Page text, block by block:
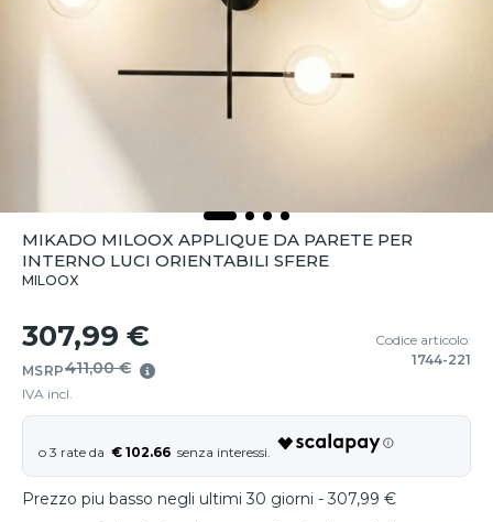
MIKADO MILOOX APPLIQUE DA PARETE PER
INTERNO LUCI ORIENTABILI SFERE
MILOOX
307,99 €
MSRP411,00 €
IVA incl.
Codice articolo:
1744-221
€ 102.66
Prezzo piu basso negli ultimi 30 giorni - 307,99 €